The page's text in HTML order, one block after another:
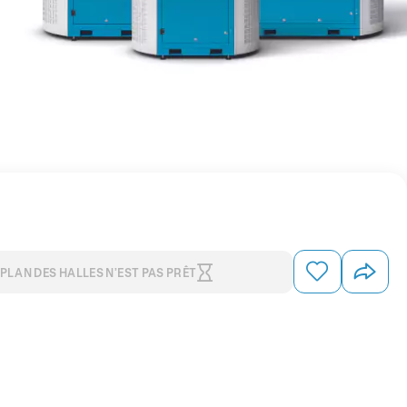
DES HALLES N’EST PAS PRÊT